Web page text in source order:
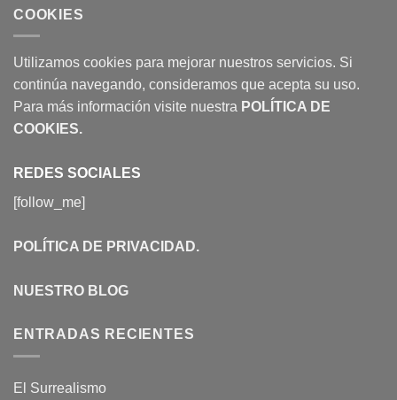
COOKIES
Utilizamos cookies para mejorar nuestros servicios. Si
continúa navegando, consideramos que acepta su uso.
Para más información visite nuestra POLÍTICA DE
COOKIES.
REDES SOCIALES
[follow_me]
POLÍTICA DE PRIVACIDAD.
NUESTRO BLOG
ENTRADAS RECIENTES
El Surrealismo